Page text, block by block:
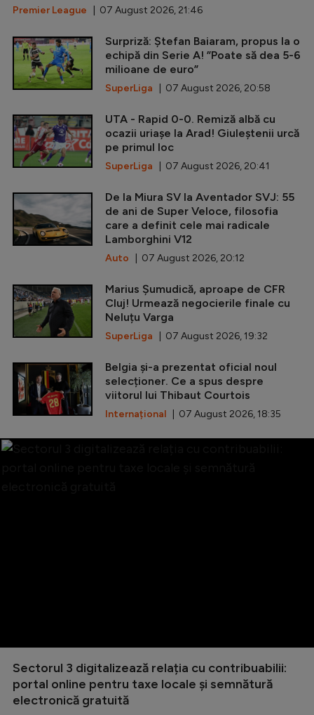
Premier League | 07 August 2026, 21:46
Surpriză: Ștefan Baiaram, propus la o
echipă din Serie A! ”Poate să dea 5-6
milioane de euro”
SuperLiga | 07 August 2026, 20:58
UTA - Rapid 0-0. Remiză albă cu
ocazii uriașe la Arad! Giuleștenii urcă
pe primul loc
SuperLiga | 07 August 2026, 20:41
De la Miura SV la Aventador SVJ: 55
de ani de Super Veloce, filosofia
care a definit cele mai radicale
Lamborghini V12
Auto | 07 August 2026, 20:12
Marius Șumudică, aproape de CFR
Cluj! Urmează negocierile finale cu
Neluțu Varga
SuperLiga | 07 August 2026, 19:32
Belgia și-a prezentat oficial noul
selecționer. Ce a spus despre
viitorul lui Thibaut Courtois
Internațional | 07 August 2026, 18:35
Sectorul 3 digitalizează relația cu contribuabilii:
portal online pentru taxe locale și semnătură
electronică gratuită